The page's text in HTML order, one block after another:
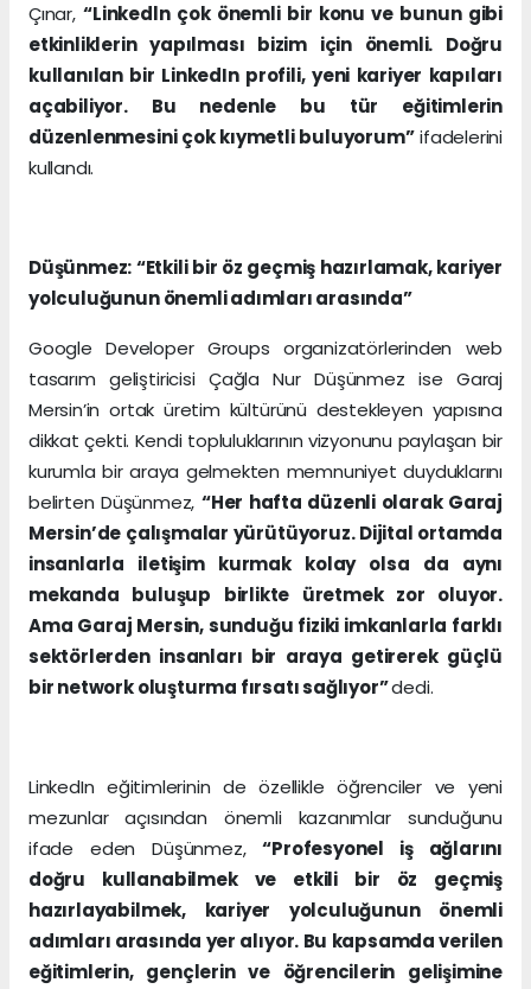
Çınar,“Linkedln çok önemli bir konu ve bunun gibi
etkinliklerin yapılması bizim için önemli. Doğru
kullanılan bir LinkedIn profili, yeni kariyer kapıları
açabiliyor. Bu nedenle bu tür eğitimlerin
düzenlenmesini çok kıymetli buluyorum”ifadelerini
kullandı.
Düşünmez: “Etkili bir öz geçmiş hazırlamak, kariyer
yolculuğunun önemli adımları arasında”
Google Developer Groups organizatörlerinden web
tasarım geliştiricisi Çağla Nur Düşünmez ise Garaj
Mersin’in ortak üretim kültürünü destekleyen yapısına
dikkat çekti. Kendi topluluklarının vizyonunu paylaşan bir
kurumla bir araya gelmekten memnuniyet duyduklarını
belirten Düşünmez, “Her hafta düzenli olarak Garaj
Mersin’de çalışmalar yürütüyoruz. Dijital ortamda
insanlarla iletişim kurmak kolay olsa da aynı
mekanda buluşup birlikte üretmek zor oluyor.
Ama Garaj Mersin, sunduğu fiziki imkanlarla farklı
sektörlerden insanları bir araya getirerek güçlü
bir network oluşturma fırsatı sağlıyor”dedi.
LinkedIn eğitimlerinin de özellikle öğrenciler ve yeni
mezunlar açısından önemli kazanımlar sunduğunu
ifade eden Düşünmez,“Profesyonel iş ağlarını
doğru kullanabilmek ve etkili bir öz geçmiş
hazırlayabilmek, kariyer yolculuğunun önemli
adımları arasında yer alıyor. Bu kapsamda verilen
eğitimlerin, gençlerin ve öğrencilerin gelişimine